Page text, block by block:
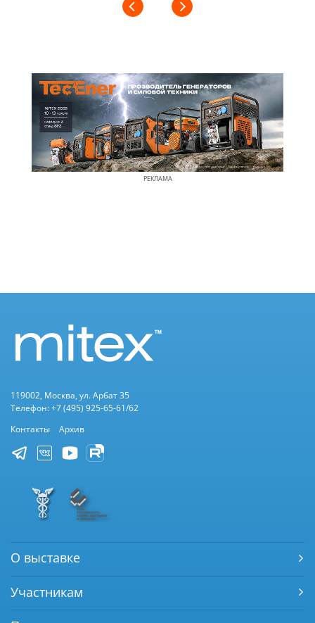
РЕКЛАМА
119002, Москва, ул. Арбат 35
Телефон: +7 (495) 925-65-61/62
Контакты
Архив
О выставке
Участникам